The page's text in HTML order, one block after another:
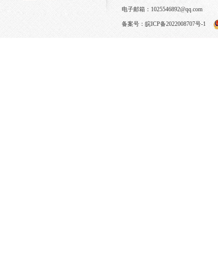
电子邮箱： 1025546892@qq.com
备案号： 皖ICP备2022008707号-1